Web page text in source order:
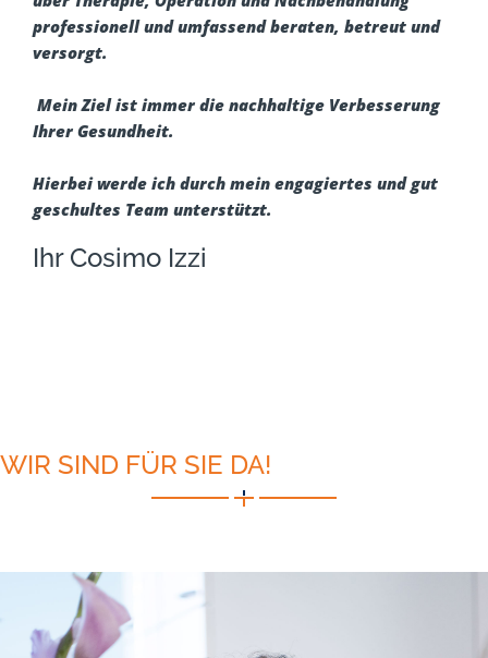
professionell und umfassend beraten, betreut und
versorgt.
Mein Ziel ist immer die nachhaltige Verbesserung
Ihrer Gesundheit.
Hierbei werde ich durch mein engagiertes und gut
geschultes Team unterstützt.
Ihr Cosimo Izzi
WIR SIND FÜR SIE DA!